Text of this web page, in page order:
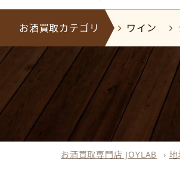
お酒買取カテゴリ ワイン
お酒買取専門店 JOYLAB › 地